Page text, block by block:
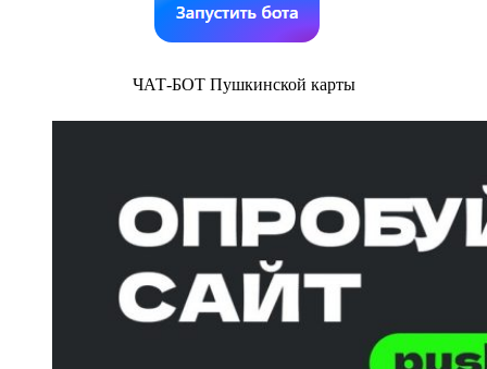
ЧАТ-БОТ Пушкинской карты